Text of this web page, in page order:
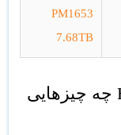
PM1653
7.68TB
قبل از خرید برای سرور HPE چه چیزهایی